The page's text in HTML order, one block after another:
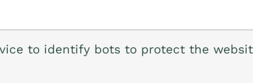
to identify bots to protect the